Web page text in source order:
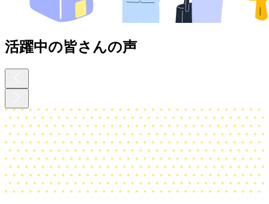
活躍中の皆さんの声